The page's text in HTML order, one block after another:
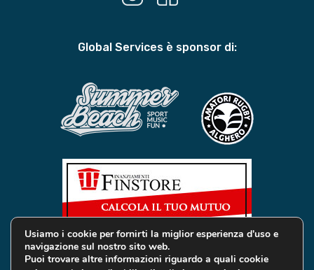
Global Services è sponsor di:
Usiamo i cookie per fornirti la miglior esperienza d'uso e
navigazione sul nostro sito web.
Puoi trovare altre informazioni riguardo a quali cookie